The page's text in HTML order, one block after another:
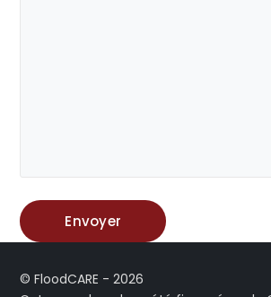
© FloodCARE - 2026